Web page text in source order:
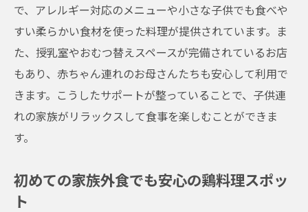
で、アレルギー対応のメニューや小さな子供でも食べや
すい柔らかい食材を使った料理が提供されています。ま
た、授乳室やおむつ替えスペースが完備されているお店
もあり、赤ちゃん連れのお母さんたちも安心して利用で
きます。こうしたサポートが整っていることで、子供連
れの家族がリラックスして食事を楽しむことができま
す。
初めての家族外食でも安心の鶏料理スポッ
ト